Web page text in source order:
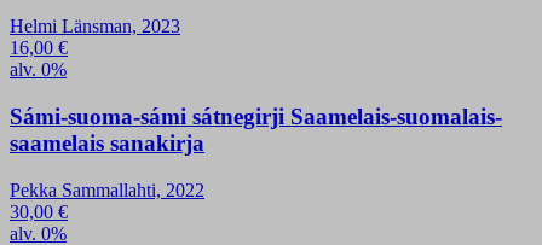
Helmi Länsman, 2023
16,00 €
alv. 0%
Sámi-suoma-sámi sátnegirji Saamelais-suomalais-
saamelais sanakirja
Pekka Sammallahti, 2022
30,00 €
alv. 0%